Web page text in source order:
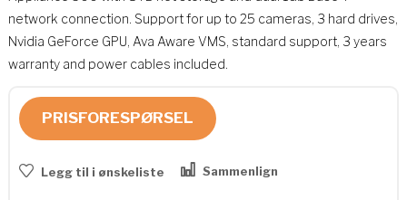
network connection. Support for up to 25 cameras, 3 hard drives,
Nvidia GeForce GPU, Ava Aware VMS, standard support, 3 years
warranty and power cables included.
PRISFORESPØRSEL
Legg til i ønskeliste Sammenlign